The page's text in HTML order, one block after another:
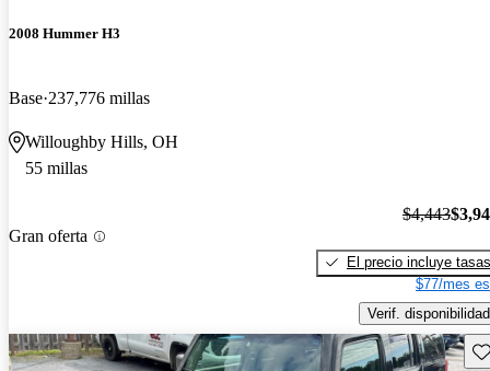
2008 Hummer H3
Base 237,776 millas
Willoughby Hills, OH
55 millas
Gran oferta
$4,443
El precio incluye tasas
$77/mes
Verif. disponibilidad